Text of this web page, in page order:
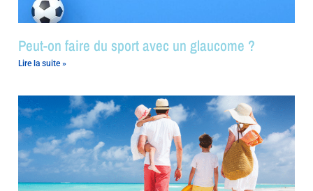
Peut-on faire du sport avec un glaucome ?
Lire la suite »